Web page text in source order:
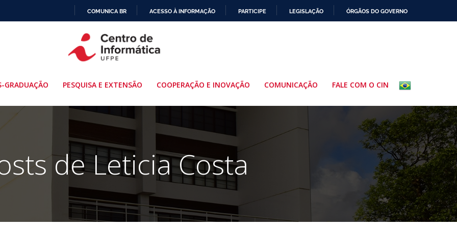
PARA
O
COMUNICA BR ACESSO À INFORMAÇÃO PARTICIPE LEGISLAÇÃO ÓRGÃOS DO GOVERNO
GRADUAÇÃO PESQUISA E EXTENSÃO COOPERAÇÃO E INOVAÇÃO COMUNICAÇÃO FALE COM O CIN
deLeticia Costa